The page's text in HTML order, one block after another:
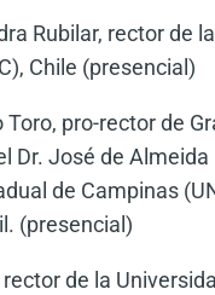
Rubilar, rector de
Chile (presencial)
Toro, pro-rector de
Dr. José de
de Campinas
(presencial)
de la